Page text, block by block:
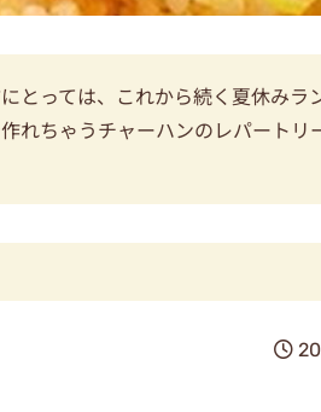
とっては、これから続く夏休みラ
ちゃうチャーハンのレパートリ